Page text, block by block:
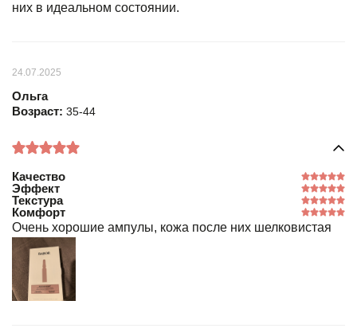
них в идеальном состоянии.
24.07.2025
Ольга
Возраст: 35-44
Качество
Эффект
Текстура
Комфорт
Очень хорошие ампулы, кожа после них шелковистая